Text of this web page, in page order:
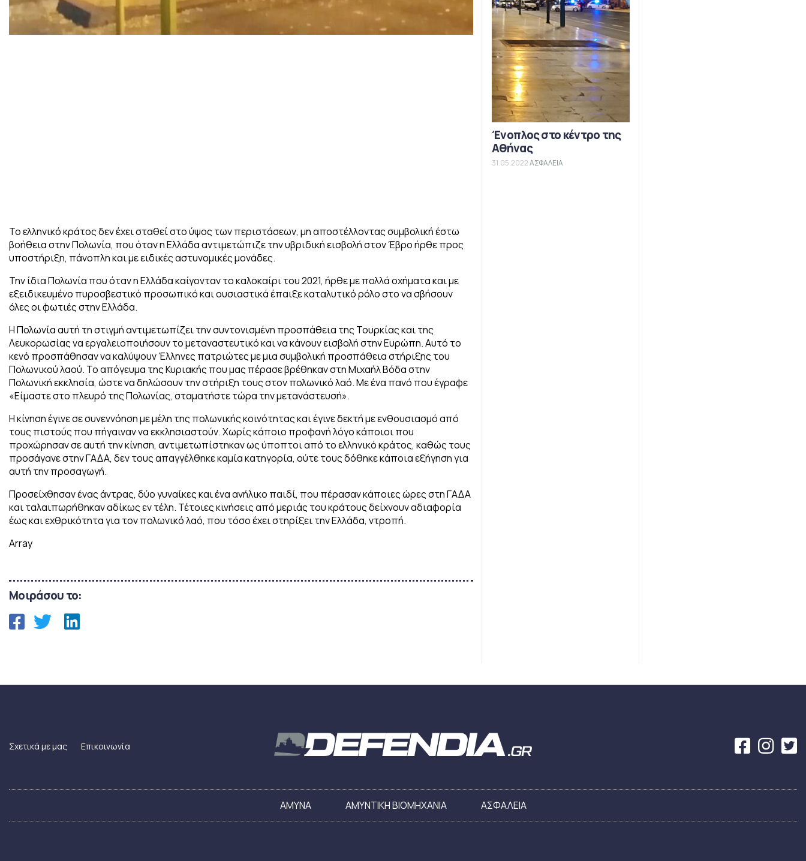
Το ελληνικό κράτος δεν έχει σταθεί στο ύψος των περιστάσεων, μη αποστέλλοντας συμβολική έστω
βοήθεια στην Πολωνία, που όταν η Ελλάδα αντιμετώπιζε την υβριδική εισβολή στον Έβρο ήρθε προς
υποστήριξη, πάνοπλη και με ειδικές αστυνομικές μονάδες.
Την ίδια Πολωνία που όταν η Ελλάδα καίγονταν το καλοκαίρι του 2021, ήρθε με πολλά οχήματα και με
εξειδικευμένο πυροσβεστικό προσωπικό και ουσιαστικά έπαιξε καταλυτικό ρόλο στο να σβήσουν
όλες οι φωτιές στην Ελλάδα.
Η Πολωνία αυτή τη στιγμή αντιμετωπίζει την συντονισμένη προσπάθεια της Τουρκίας και της
Λευκορωσίας να εργαλειοποιήσουν το μεταναστευτικό και να κάνουν εισβολή στην Ευρώπη. Αυτό το
κενό προσπάθησαν να καλύψουν Έλληνες πατριώτες με μια συμβολική προσπάθεια στήριξης του
Πολωνικού λαού. Το απόγευμα της Κυριακής που μας πέρασε βρέθηκαν στη Μιχαήλ Βόδα στην
Πολωνική εκκλησία, ώστε να δηλώσουν την στήριξη τους στον πολωνικό λαό. Με ένα πανό που έγραφε
«Είμαστε στο πλευρό της Πολωνίας, σταματήστε τώρα την μετανάστευσή».
Η κίνηση έγινε σε συνεννόηση με μέλη της πολωνικής κοινότητας και έγινε δεκτή με ενθουσιασμό από
τους πιστούς που πήγαιναν να εκκλησιαστούν. Χωρίς κάποιο προφανή λόγο κάποιοι που
προχώρησαν σε αυτή την κίνηση, αντιμετωπίστηκαν ως ύποπτοι από το ελληνικό κράτος, καθώς τους
προσάγανε στην ΓΑΔΑ, δεν τους απαγγέλθηκε καμία κατηγορία, ούτε τους δόθηκε κάποια εξήγηση για
αυτή την προσαγωγή.
Προσείχθησαν ένας άντρας, δύο γυναίκες και ένα ανήλικο παιδί, που πέρασαν κάποιες ώρες στη ΓΑΔΑ
και ταλαιπωρήθηκαν αδίκως εν τέλη. Τέτοιες κινήσεις από μεριάς του κράτους δείχνουν αδιαφορία
έως και εχθρικότητα για τον πολωνικό λαό, που τόσο έχει στηρίξει την Ελλάδα, ντροπή.
Array
Μοιράσου το:
Ένοπλος στο κέντρο της
Αθήνας
31.05.2022ΑΣΦΑΛΕΙΑ
Σχετικά με μας Επικοινωνία
ΑΜΥΝΑ ΑΜΥΝΤΙΚΗ ΒΙΟΜΗΧΑΝΙΑ ΑΣΦΑΛΕΙΑ